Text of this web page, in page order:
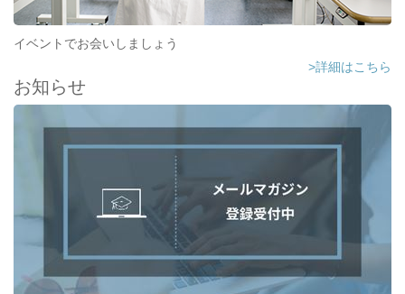
イベントでお会いしましょう
>詳細はこちら
お知らせ